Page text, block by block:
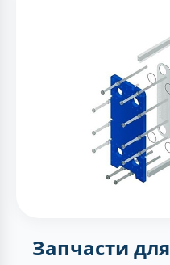
Запчасти для